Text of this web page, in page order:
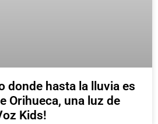
donde hasta la lluvia es
Orihueca, una luz de
Kids!